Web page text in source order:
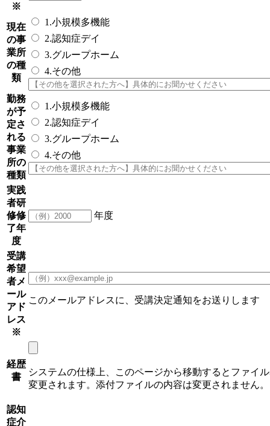
※
現在
の事
業所
の種
類
1.小規模多機能
2.認知症デイ
3.グループホーム
4.その他
勤務
が予
定さ
れる
事業
所の
種類
1.小規模多機能
2.認知症デイ
3.グループホーム
4.その他
実践
者研
修修
了年
度
年度
受講
希望
者メ
ール
アド
レス
※
このメールアドレスに、受講決定通知をお送りします
経歴
書
システムの仕様上、このページから移動するとファイ
変更されます。添付ファイルの内容は変更されません。
認知
症介